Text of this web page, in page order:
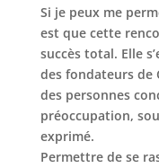
Si je peux me
est que cette
succès total. Elle
des fondateurs de
des personnes
préoccupation,
exprimé.
Permettre de se